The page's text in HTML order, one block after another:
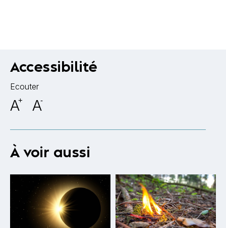
Accessibilité
Ecouter
A+ A-
À voir aussi